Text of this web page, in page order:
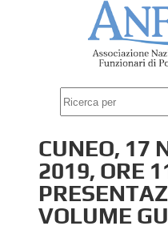
CUNEO, 17
2019, ORE
VOLUME